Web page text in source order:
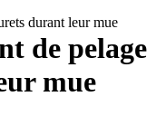
durant leur mue
de pelage
mue